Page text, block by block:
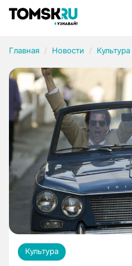
Главная Новости Культура
Культура